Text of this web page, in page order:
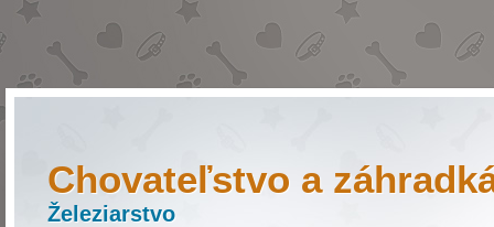
Chovateľstvo a
Železiarstvo